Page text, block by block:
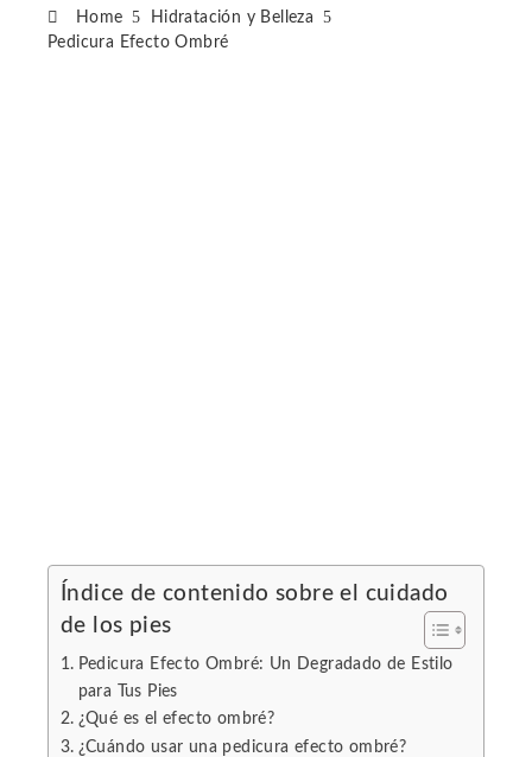
Home
Hidratación y Belleza
Pedicura Efecto Ombré
Índice de contenido sobre el cuidado
de los pies
Pedicura Efecto Ombré: Un Degradado de Estilo
para Tus Pies
¿Qué es el efecto ombré?
¿Cuándo usar una pedicura efecto ombré?